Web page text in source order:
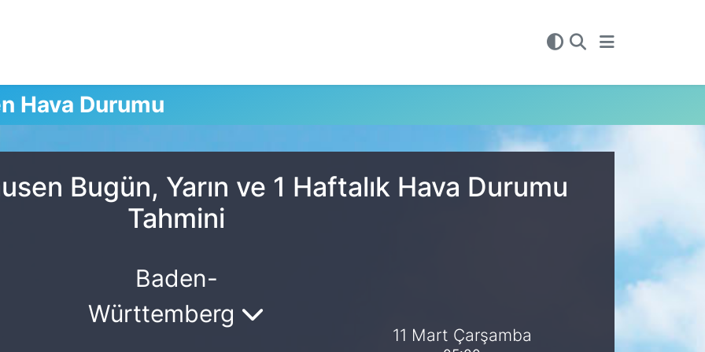
Hava Durumu
Bugün, Yarın ve 1 Haftalık Hava Durumu
Tahmini
Baden-
Württemberg
11 Mart Çarşamba